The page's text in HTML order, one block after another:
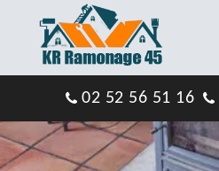
02 52 56 51 16